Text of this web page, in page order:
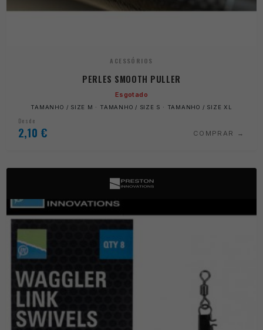
ACESSÓRIOS
PERLES SMOOTH PULLER
Esgotado
TAMANHO / SIZE M · TAMANHO / SIZE S · TAMANHO / SIZE XL
Desde
2,10 € COMPRAR